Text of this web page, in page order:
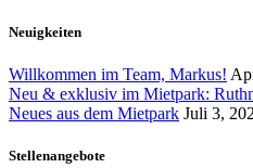
Neuigkeiten
Willkommen im Team, Markus!
Neu & exklusiv im Mietpark:
Neues aus dem Mietpark Juli 3,
Stellenangebote